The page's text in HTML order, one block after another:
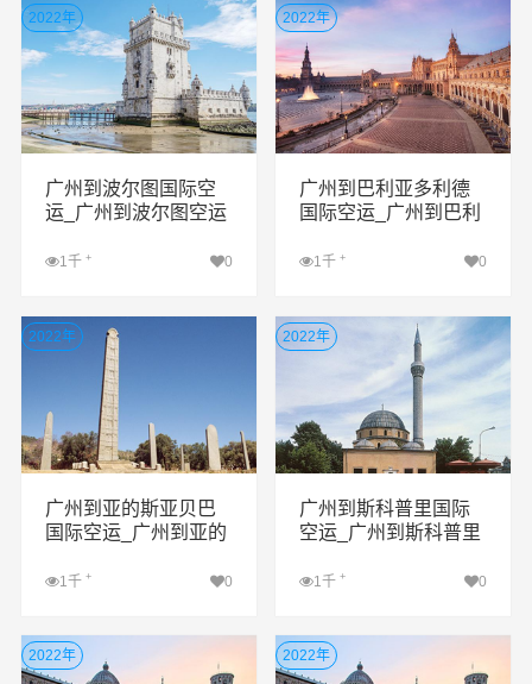
广州到波尔图国际空
运_广州到波尔图空运
1千 + 0
查看详细
2022年
广州到巴利亚多利德
国际空运_广州到巴利
1千+ 0
查看详细
2022年
广州到亚的斯亚贝巴
国际空运_广州到亚的
1千 + 0
查看详细
2022年
广州到斯科普里国际
空运_广州到斯科普里
1千+ 0
查看详细
2022年
2022年 2022年